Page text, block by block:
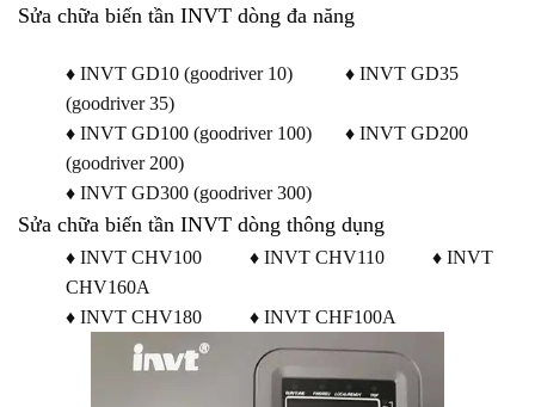
Sửa chữa biến tần INVT dòng đa năng
♦ INVT GD10 (goodriver 10) ♦ INVT GD35
(goodriver 35)
♦ INVT GD100 (goodriver 100) ♦ INVT GD200
(goodriver 200)
♦ INVT GD300 (goodriver 300)
Sửa chữa biến tần INVT dòng thông dụng
♦ INVT CHV100 ♦ INVT CHV110 ♦ INVT
CHV160A
♦ INVT CHV180 ♦ INVT CHF100A